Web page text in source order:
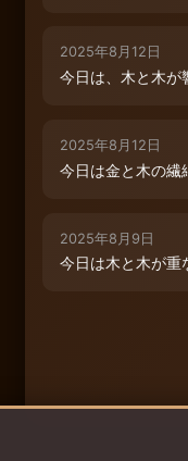
2025年8月12日
今日は、木と木が
2025年8月12日
今日は金と木の繊
2025年8月9日
今日は木と木が重